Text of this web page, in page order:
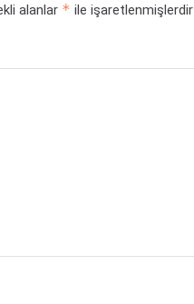
alanlar * ile işaretlenmişlerdir